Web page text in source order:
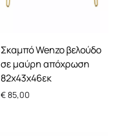
Σκαμπό Wenzo βελούδο
σε μαύρη απόχρωση
82x43x46εκ
€85,00